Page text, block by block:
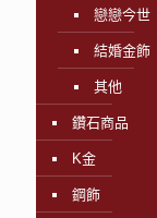
戀戀今世
結婚金飾
其他
鑽石商品
K金
鋼飾